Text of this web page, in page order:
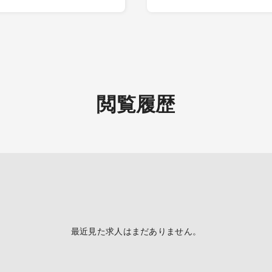
閲覧履歴
最近見た求人はまだありません。